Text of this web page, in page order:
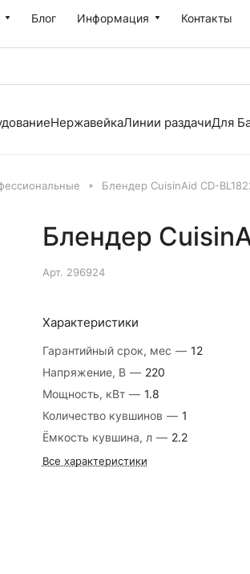
Блог Информация Контакты
НержавейкаЛинии раздачиДля
Блендер CuisinAid CD-
Блендер
Арт. 296924
Характеристики
Гарантийный срок, мес — 12
Напряжение, В — 220
Мощность, кВт — 1.8
Количество кувшинов — 1
Ёмкость кувшина, л — 2.2
Все характеристики